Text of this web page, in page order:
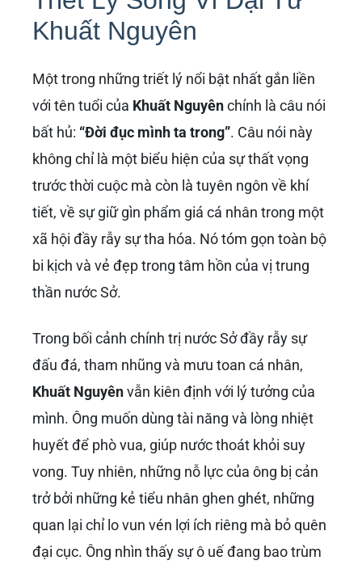
Khuất Nguyên
Một trong những triết lý nổi bật nhất gắn liền
với tên tuổi của Khuất Nguyênchính là câu nói
bất hủ: “Đời đục mình ta trong”. Câu nói này
không chỉ là một biểu hiện của sự thất vọng
trước thời cuộc mà còn là tuyên ngôn về khí
tiết, về sự giữ gìn phẩm giá cá nhân trong một
xã hội đầy rẫy sự tha hóa. Nó tóm gọn toàn bộ
bi kịch và vẻ đẹp trong tâm hồn của vị trung
thần nước Sở.
Trong bối cảnh chính trị nước Sở đầy rẫy sự
đấu đá, tham nhũng và mưu toan cá nhân,
Khuất Nguyênvẫn kiên định với lý tưởng của
mình. Ông muốn dùng tài năng và lòng nhiệt
huyết để phò vua, giúp nước thoát khỏi suy
vong. Tuy nhiên, những nỗ lực của ông bị cản
trở bởi những kẻ tiểu nhân ghen ghét, những
quan lại chỉ lo vun vén lợi ích riêng mà bỏ quên
đại cục. Ông nhìn thấy sự ô uế đang bao trùm